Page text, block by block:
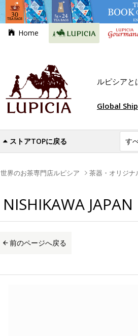
Home
ルピシアと
Global
ストアTOPに戻る
世界のお茶専門店ルピシア 茶器・オリジナ
NISHIKAWA
前のページへ戻る